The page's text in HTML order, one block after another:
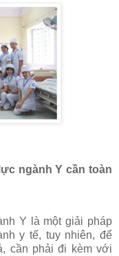
ngành Y cần toàn
Y là một giải pháp
y tế, tuy nhiên, để
cần phải đi kèm với